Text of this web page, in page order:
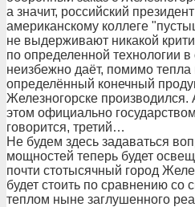
а значит, российский
американскому коллеге
не выдерживают никакой
по определенной технологии
неизбежно даёт, помимо тепла
определённый конечный
Железногорске производился.
этом официально
говорится, третий…
Не будем здесь задаваться
мощностей теперь будет
почти стотысячный город
будет стоить по сравнению со
теплом ныне заглушенного